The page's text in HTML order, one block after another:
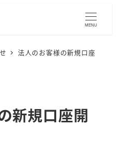
MENU
法人のお客様の新規口座
新規口座開